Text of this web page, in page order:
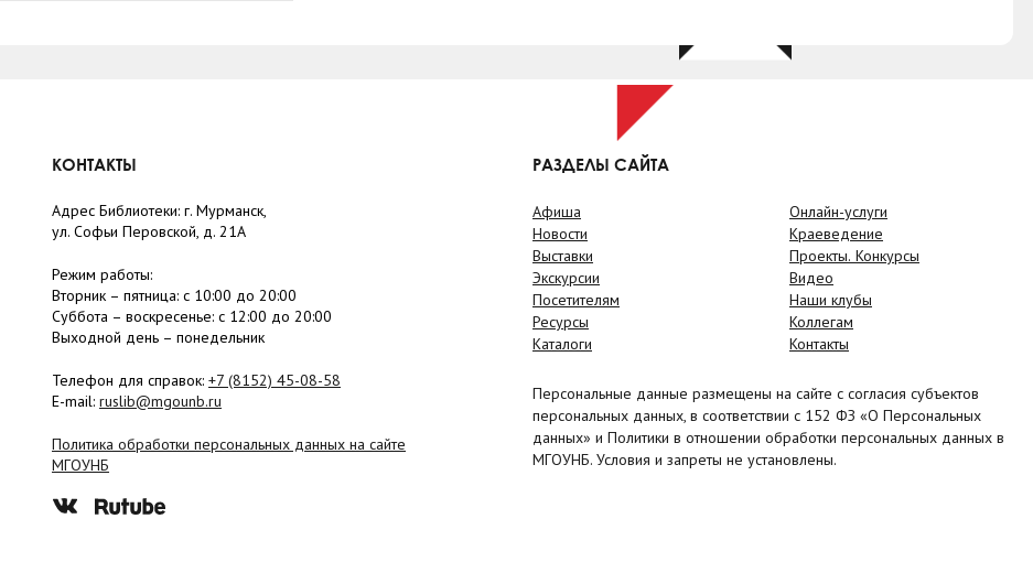
КОНТАКТЫ
Адрес Библиотеки: г. Мурманск,
ул. Софьи Перовской, д. 21А
Режим работы:
Вторник – пятница: с 10:00 до 20:00
Суббота – воскресенье: c 12:00 до 20:00
Выходной день – понедельник
Телефон для справок: +7 (8152) 45-08-58
E-mail: ruslib@mgounb.ru
Политика обработки персональных данных на сайте
МГОУНБ
РАЗДЕЛЫ САЙТА
Афиша
Новости
Выставки
Экскурсии
Посетителям
Ресурсы
Каталоги
Онлайн-услуги
Краеведение
Проекты. Конкурсы
Видео
Наши клубы
Коллегам
Контакты
Персональные данные размещены на сайте с согласия субъектов
персональных данных, в соответствии с 152 ФЗ «О Персональных
данных» и Политики в отношении обработки персональных данных в
МГОУНБ. Условия и запреты не установлены.